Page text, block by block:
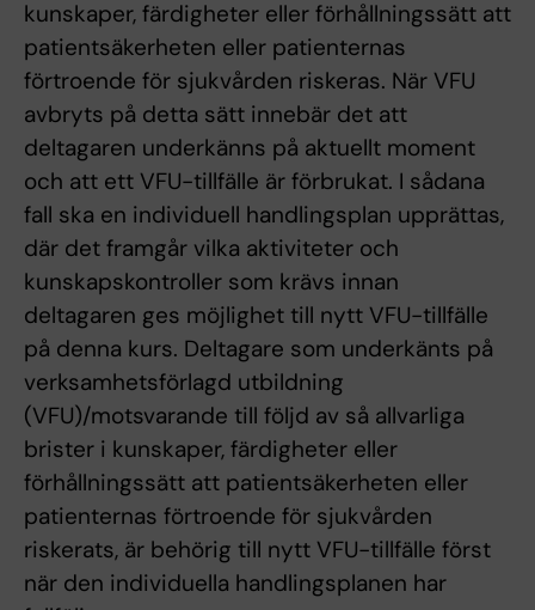
kunskaper, färdigheter eller förhållningssätt att
patientsäkerheten eller patienternas
förtroende för sjukvården riskeras. När VFU
avbryts på detta sätt innebär det att
deltagaren underkänns på aktuellt moment
och att ett VFU-tillfälle är förbrukat. I sådana
fall ska en individuell handlingsplan upprättas,
där det framgår vilka aktiviteter och
kunskapskontroller som krävs innan
deltagaren ges möjlighet till nytt VFU-tillfälle
på denna kurs. Deltagare som underkänts på
verksamhetsförlagd utbildning
(VFU)/motsvarande till följd av så allvarliga
brister i kunskaper, färdigheter eller
förhållningssätt att patientsäkerheten eller
patienternas förtroende för sjukvården
riskerats, är behörig till nytt VFU-tillfälle först
när den individuella handlingsplanen har